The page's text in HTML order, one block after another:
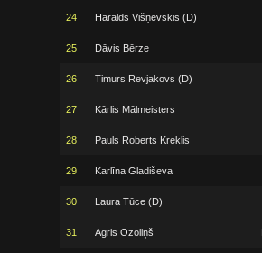
24 Haralds Višņevskis (D)
25 Dāvis Bērze
26 Timurs Revjakovs (D)
27 Kārlis Mālmeisters
28 Pauls Roberts Kreklis
29 Karlīna Gladiševa
30 Laura Tūce (D)
31 Agris Ozoliņš